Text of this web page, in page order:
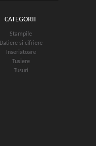
CATEGORII
Stampile
Datiere si cifriere
Inseriatoare
Tusiere
Tusuri